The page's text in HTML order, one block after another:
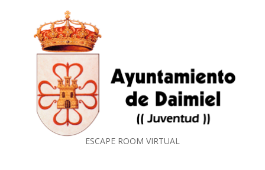
ESCAPE ROOM VIRTUAL